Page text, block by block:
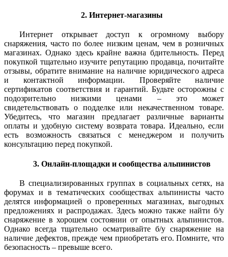
2. Интернет-магазины
Интернет открывает доступ к огромному выбору
снаряжения, часто по более низким ценам, чем в розничных
магазинах. Однако здесь крайне важна бдительность. Перед
покупкой тщательно изучите репутацию продавца, почитайте
отзывы, обратите внимание на наличие юридического адреса
и контактной информации. Проверяйте наличие
сертификатов соответствия и гарантий. Будьте осторожны с
подозрительно низкими ценами – это может
свидетельствовать о подделке или некачественном товаре.
Убедитесь, что магазин предлагает различные варианты
оплаты и удобную систему возврата товара. Идеально, если
есть возможность связаться с менеджером и получить
консультацию перед покупкой.
3. Онлайн-площадки и сообщества альпинистов
В специализированных группах в социальных сетях, на
форумах и в тематических сообществах альпинисты часто
делятся информацией о проверенных магазинах, выгодных
предложениях и распродажах. Здесь можно также найти б/у
снаряжение в хорошем состоянии от опытных альпинистов.
Однако всегда тщательно осматривайте б/у снаряжение на
наличие дефектов, прежде чем приобретать его. Помните, что
безопасность – превыше всего.